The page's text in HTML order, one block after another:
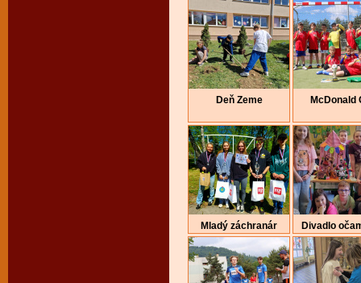
Deň Zeme McDonald
Mladý záchranár Divadlo